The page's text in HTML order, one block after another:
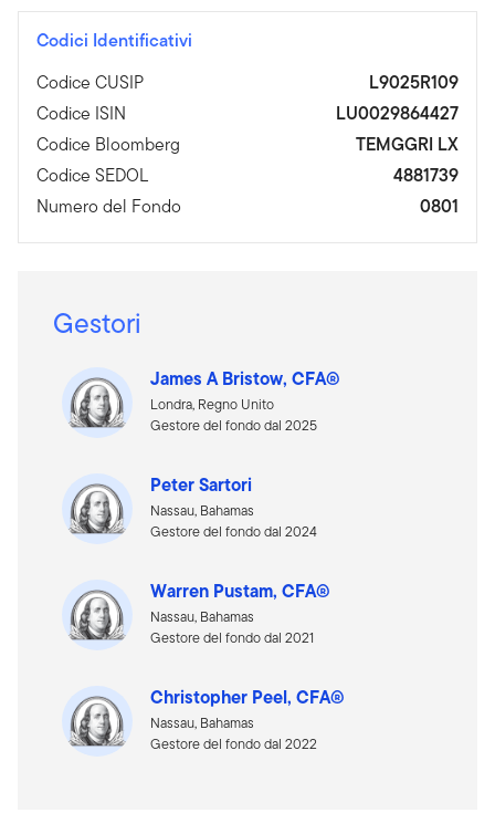
Codici Identificativi
Codice CUSIP
L9025R109
Codice ISIN
LU0029864427
Codice Bloomberg
TEMGGRI LX
Codice SEDOL
4881739
Numero del Fondo
0801
Gestori
James A Bristow, CFA®
Londra, Regno Unito
Gestore del fondo dal 2025
Peter Sartori
Nassau, Bahamas
Gestore del fondo dal 2024
Warren Pustam, CFA®
Nassau, Bahamas
Gestore del fondo dal 2021
Christopher Peel, CFA®
Nassau, Bahamas
Gestore del fondo dal 2022